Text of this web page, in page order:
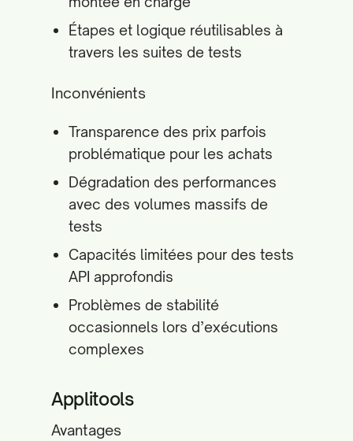
Étapes et logique réutilisables à
travers les suites de tests
Inconvénients
Transparence des prix parfois
problématique pour les achats
Dégradation des performances
avec des volumes massifs de
tests
Capacités limitées pour des tests
API approfondis
Problèmes de stabilité
occasionnels lors d’exécutions
complexes
Applitools
Avantages